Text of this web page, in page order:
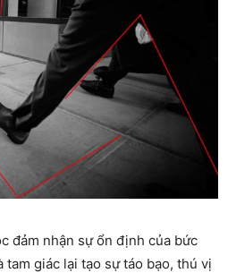
đảm nhận sự ổn định của bức
tam giác lại tạo sự táo bạo, thú vị